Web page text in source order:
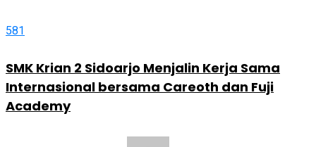
581
SMK Krian 2 Sidoarjo Menjalin Kerja Sama
Internasional bersama Careoth dan Fuji
Academy